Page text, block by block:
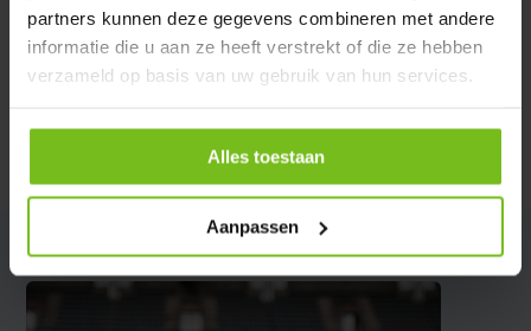
partners kunnen deze gegevens combineren met andere
informatie die u aan ze heeft verstrekt of die ze hebben
verzameld op basis van uw gebruik van hun services.
Alles toestaan
Aanpassen
Specificaties
Reviews